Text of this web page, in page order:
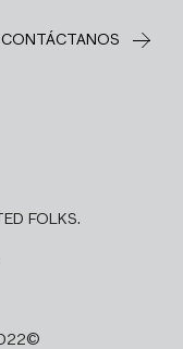
CONTÁCTANOS
FOLKS.